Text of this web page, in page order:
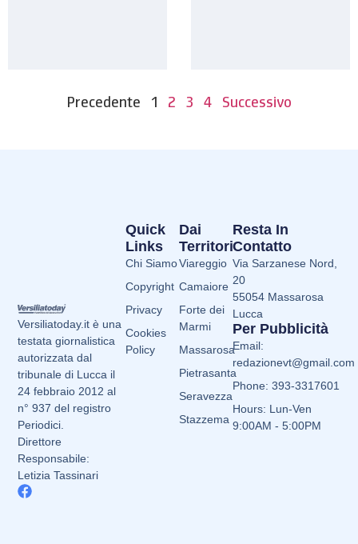
Precedente 1 2 3 4 Successivo
Versiliatoday.it è una
testata giornalistica
autorizzata dal
tribunale di Lucca il
24 febbraio 2012 al
n° 937 del registro
Periodici.
Direttore
Responsabile:
Letizia Tassinari
Dai
Territori
Viareggio
Camaiore
Forte dei
Marmi
Massarosa
Pietrasanta
Seravezza
Stazzema
Quick
Links
Chi Siamo
Copyright
Privacy
Cookies
Policy
Resta In
Contatto
Via Sarzanese Nord,
20
55054 Massarosa
Lucca
Per Pubblicità
Email:
redazionevt@gmail.com
Phone: 393-3317601
Hours: Lun-Ven
9:00AM - 5:00PM